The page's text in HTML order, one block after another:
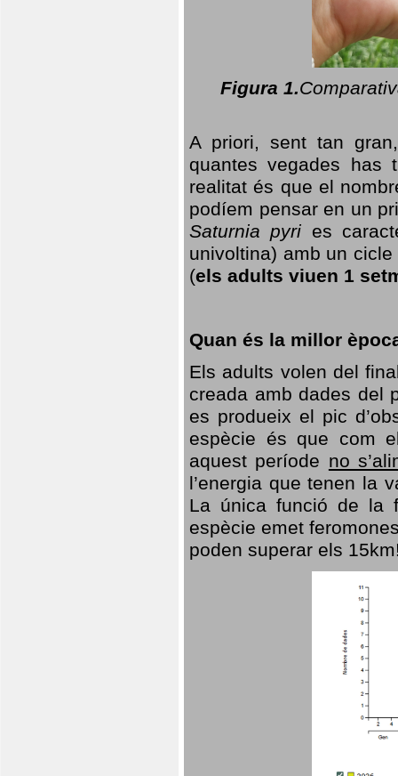
Figura 1.
A priori, sent tan
quantes vegades has
realitat és que el
podíem pensar en un
Saturnia pyri es
univoltina) amb un
(els adults viuen 1
Quan és la millor
Els adults volen del
creada amb dades del
es produeix el pic
espècie és que com
aquest període no
l’energia que tenen la
La única funció de la
espècie emet
poden superar els